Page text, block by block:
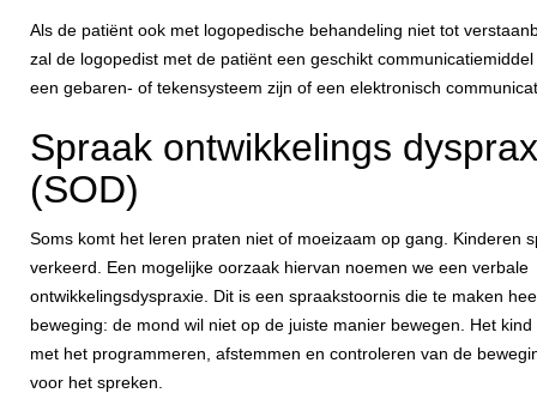
Als de patiënt ook met logopedische behandeling niet tot
zal de logopedist met de patiënt een geschikt
een gebaren- of tekensysteem zijn of een elektronisch
Spraak ontwikkelings
(SOD)
Soms komt het leren praten niet of moeizaam op gang. Kinderen
verkeerd. Een mogelijke oorzaak hiervan noemen we een verbale
ontwikkelingsdyspraxie. Dit is een spraakstoornis die te maken
beweging: de mond wil niet op de juiste manier bewegen. Het
met het programmeren, afstemmen en controleren van de
voor het spreken.